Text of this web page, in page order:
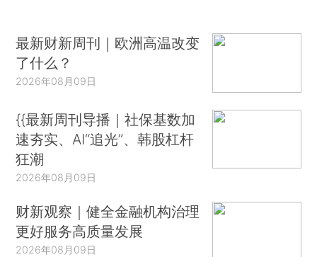
最新财新周刊｜欧洲高温改变
了什么？
2026年08月09日
{{最新周刊导播｜社保基数加
速夯实、AI“追光”、韩股杠杆
狂潮
2026年08月09日
财新观察｜健全金融机构治理
更好服务高质量发展
2026年08月09日